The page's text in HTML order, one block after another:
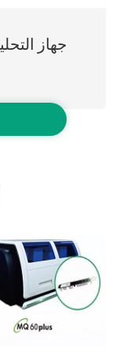
جهاز